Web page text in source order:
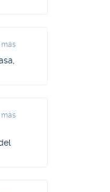
más
más